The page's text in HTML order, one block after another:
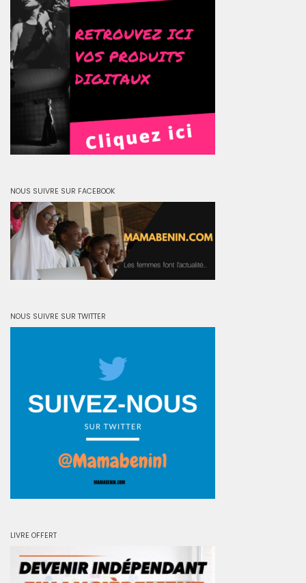
NOUS SUIVRE SUR FACEBOOK
NOUS SUIVRE SUR TWITTER
LIVRE OFFERT